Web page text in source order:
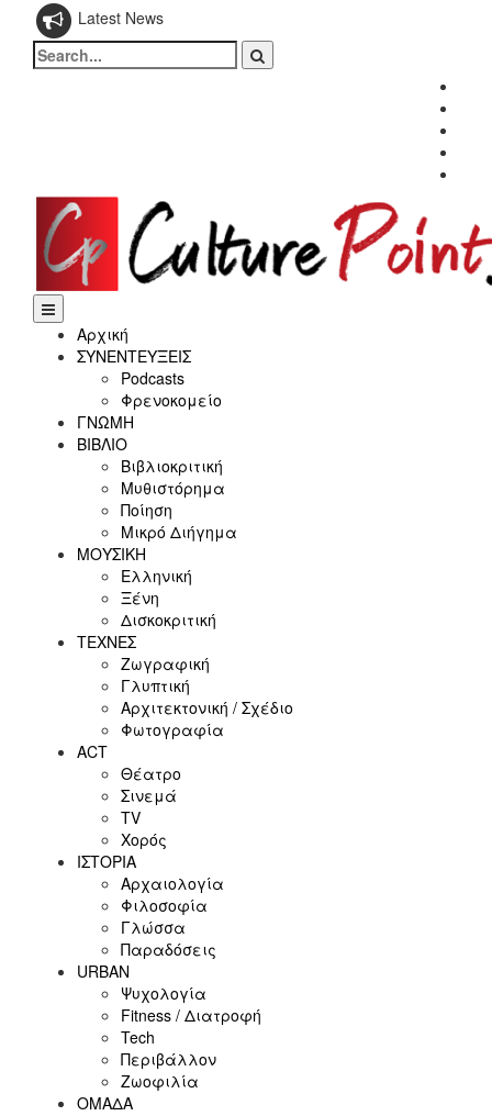
Latest News
Search
for:
Αρχική
ΣΥΝΕΝΤΕΥΞΕΙΣ
Podcasts
Φρενοκομείο
ΓΝΩΜΗ
ΒΙΒΛΙΟ
Βιβλιοκριτική
Μυθιστόρημα
Ποίηση
Μικρό Διήγημα
ΜΟΥΣΙΚΗ
Ελληνική
Ξένη
Δισκοκριτική
ΤΕΧΝΕΣ
Ζωγραφική
Γλυπτική
Αρχιτεκτονική / Σχέδιο
Φωτογραφία
ACT
Θέατρο
Σινεμά
ΤV
Χορός
ΙΣΤΟΡΙΑ
Αρχαιολογία
Φιλοσοφία
Γλώσσα
Παραδόσεις
URBAN
Ψυχολογία
Fitness / Διατροφή
Tech
Περιβάλλον
Ζωοφιλία
ΟΜΑΔΑ